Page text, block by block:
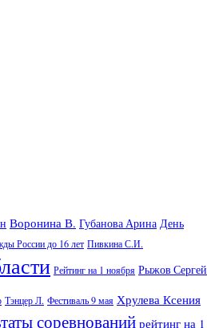
Воронина В. Губанова Арина День
России до 16 лет Пивкина С.И.
Рейтинг на 1 ноября Рыжов Сергей
Тэнцер Л. Фестиваль 9 мая Хрулева Ксения
соревнованийрейтинг на 1